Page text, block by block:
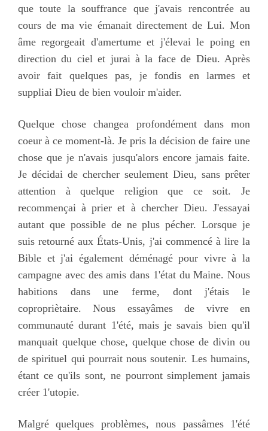
que toute la souffrance que j'avais rencontrée au
cours de ma vie émanait directement de Lui. Mon
âme regorgeait d'amertume et j'élevai le poing en
direction du ciel et jurai à la face de Dieu. Après
avoir fait quelques pas, je fondis en larmes et
suppliai Dieu de bien vouloir m'aider.
Quelque chose changea profondément dans mon
coeur à ce moment-là. Je pris la décision de faire une
chose que je n'avais jusqu'alors encore jamais faite.
Je décidai de chercher seulement Dieu, sans prêter
attention à quelque religion que ce soit. Je
recommençai à prier et à chercher Dieu. J'essayai
autant que possible de ne plus pécher. Lorsque je
suis retourné aux États-Unis, j'ai commencé à lire la
Bible et j'ai également déménagé pour vivre à la
campagne avec des amis dans 1'état du Maine. Nous
habitions dans une ferme, dont j'étais le
copropriètaire. Nous essayâmes de vivre en
communauté durant 1'été, mais je savais bien qu'il
manquait quelque chose, quelque chose de divin ou
de spirituel qui pourrait nous soutenir. Les humains,
étant ce qu'ils sont, ne pourront simplement jamais
créer 1'utopie.
Malgré quelques problèmes, nous passâmes 1'été